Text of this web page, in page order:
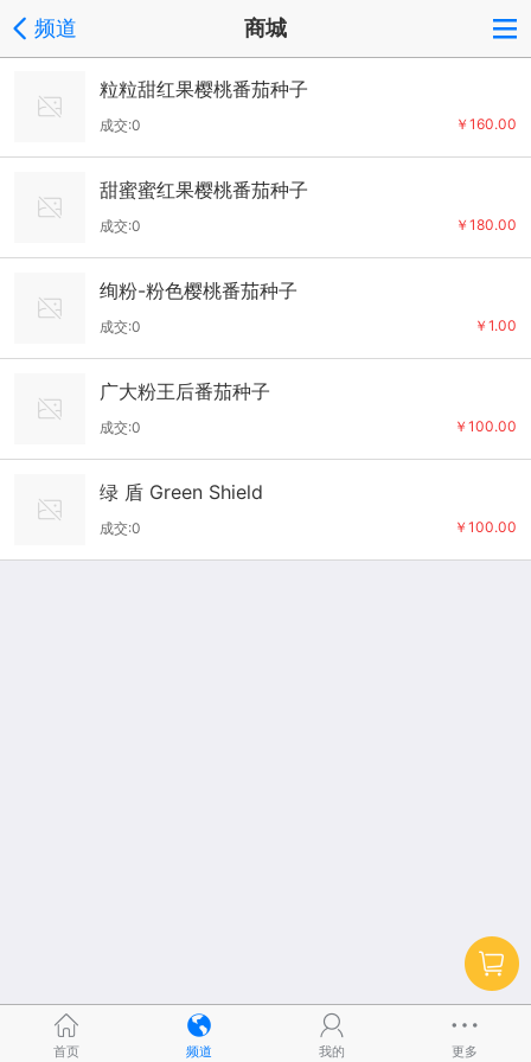
频道 商城
粒粒甜红果樱桃番茄种子
￥160.00
成交:0
甜蜜蜜红果樱桃番茄种子
￥180.00
成交:0
绚粉-粉色樱桃番茄种子
￥1.00
成交:0
广大粉王后番茄种子
￥100.00
成交:0
绿 盾 Green Shield
￥100.00
成交:0
首页 频道 我的 更多